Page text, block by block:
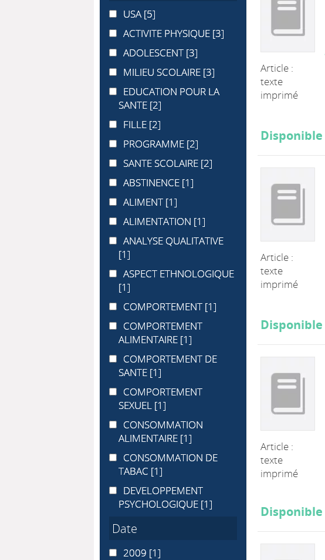
Article :
texte
imprimé
Disponible
Article :
texte
imprimé
Disponible
Article :
texte
imprimé
Disponible
USAUSA [5]
ACTIVITE PHYSIQUE
ACTIVITE PHYSIQUE [3]
ADOLESCENT
ADOLESCENT [3]
MILIEU SCOLAIRE
MILIEU SCOLAIRE [3]
EDUCATION POUR LA SANTE
EDUCATION POUR LA
SANTE [2]
FILLEFILLE [2]
PROGRAMME
PROGRAMME [2]
SANTE SCOLAIRE
SANTE SCOLAIRE [2]
ABSTINENCE
ABSTINENCE [1]
ALIMENT
ALIMENT [1]
ALIMENTATION
ALIMENTATION [1]
ANALYSE QUALITATIVE
ANALYSE QUALITATIVE
[1]
ASPECT ETHNOLOGIQUE
ASPECT ETHNOLOGIQUE
[1]
COMPORTEMENT
COMPORTEMENT [1]
COMPORTEMENT ALIMENTAIRE
COMPORTEMENT
ALIMENTAIRE [1]
COMPORTEMENT DE SANTE
COMPORTEMENT DE
SANTE [1]
COMPORTEMENT SEXUEL
COMPORTEMENT
SEXUEL [1]
CONSOMMATION ALIMENTAIRE
CONSOMMATION
ALIMENTAIRE [1]
CONSOMMATION DE TABAC
CONSOMMATION DE
TABAC [1]
DEVELOPPEMENT PSYCHOLOGIQUE
DEVELOPPEMENT
PSYCHOLOGIQUE [1]
Date
20092009 [1]